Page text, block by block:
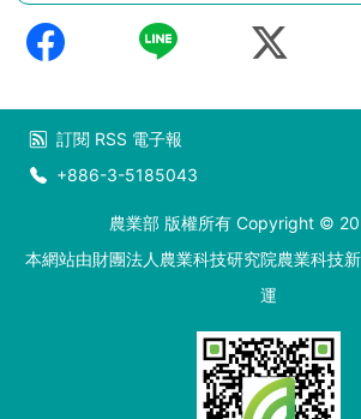
訂閱 RSS 電子報
+886-3-5185043
農業部 版權所有 Copyright ©
本網站由財團法人農業科技研究院農業科技
運